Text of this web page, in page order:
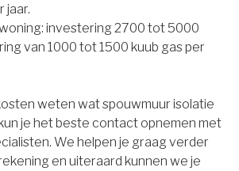
jaar.
investering 2700 tot 5000
van 1000 tot 1500 kuub gas per
weten wat spouwmuur isolatie
je het beste contact opnemen met
We helpen je graag verder
en uiteraard kunnen we je